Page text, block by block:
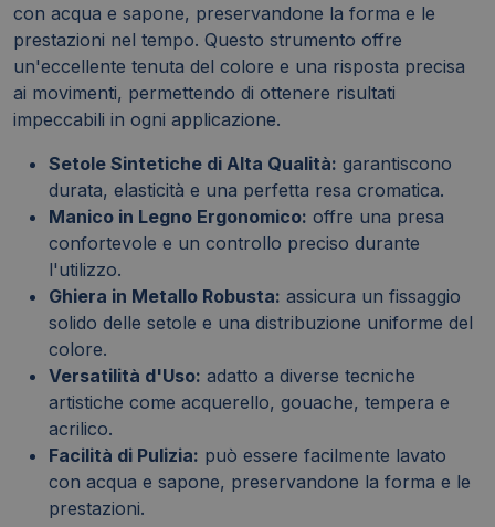
con acqua e sapone, preservandone la forma e le
prestazioni nel tempo. Questo strumento offre
un'eccellente tenuta del colore e una risposta precisa
ai movimenti, permettendo di ottenere risultati
impeccabili in ogni applicazione.
Setole Sintetiche di Alta Qualità: garantiscono
durata, elasticità e una perfetta resa cromatica.
Manico in Legno Ergonomico: offre una presa
confortevole e un controllo preciso durante
l'utilizzo.
Ghiera in Metallo Robusta: assicura un fissaggio
solido delle setole e una distribuzione uniforme del
colore.
Versatilità d'Uso: adatto a diverse tecniche
artistiche come acquerello, gouache, tempera e
acrilico.
Facilità di Pulizia: può essere facilmente lavato
con acqua e sapone, preservandone la forma e le
prestazioni.